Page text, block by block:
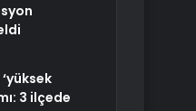
3 ilçede